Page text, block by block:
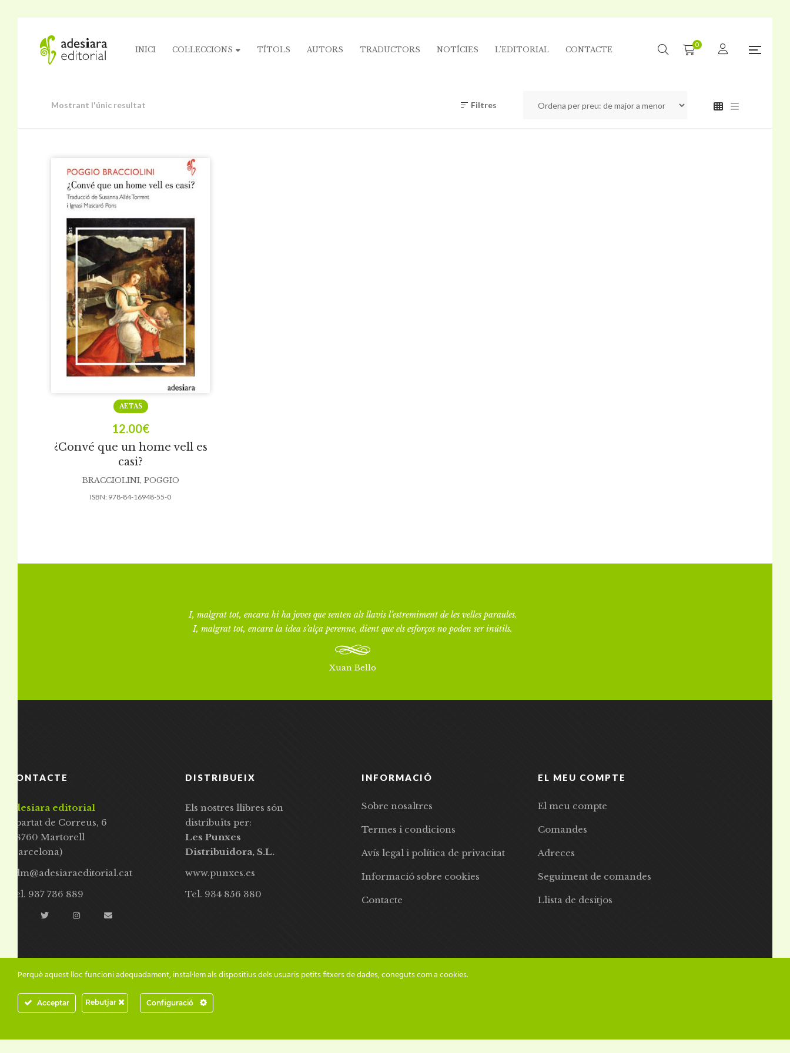
INICI COL·LECCIONS TÍTOLS AUTORS TRADUCTORS NOTÍCIES L’EDITORIAL CONTACTE
0
Mostrant l'únic resultat Filtres
¿Convé que un home vell es
casi?
AETAS
12.00€
BRACCIOLINI, POGGIO
ISBN: 978-84-16948-55-0
I, malgrat tot, encara hi ha joves que senten als llavis l’estremiment de les velles paraules.
I, malgrat tot, encara la idea s’alça perenne, dient que els esforços no poden ser inútils.
Xuan Bello
CONTACTE
adesiara editorial
Apartat de Correus, 6
08760 Martorell
(Barcelona)
adm@adesiaraeditorial.cat
Tel. 937 736 889
DISTRIBUEIX
Els nostres llibres són
distribuïts per:
Les Punxes
Distribuidora, S.L.
www.punxes.es
Tel. 934 856 380
INFORMACIÓ
Sobre nosaltres
Termes i condicions
Avís legal i política de privacitat
Informació sobre cookies
Contacte
EL MEU COMPTE
El meu compte
Comandes
Adreces
Seguiment de comandes
Llista de desitjos
Perquè aquest lloc funcioni adequadament, instal·lem als dispositius dels usuaris petits fitxers de dades, coneguts com a cookies.
Acceptar Rebutjar Configuració